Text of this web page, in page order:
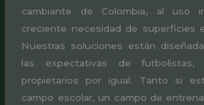
cambiante de Colombia, al uso
creciente necesidad de superficies
Nuestras soluciones están
las expectativas de futbolistas,
propietarios por igual. Tanto si
campo escolar, un campo de